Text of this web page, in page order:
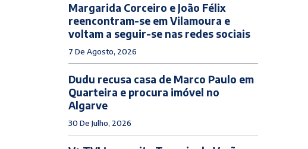
Margarida Corceiro e João Félix
reencontram-se em Vilamoura e
voltam a seguir-se nas redes sociais
7 De Agosto, 2026
Dudu recusa casa de Marco Paulo em
Quarteira e procura imóvel no
Algarve
30 De Julho, 2026